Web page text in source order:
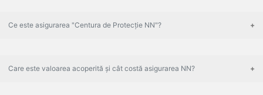
Ce este asigurarea "Centura de Protecție NN"?
Care este valoarea acoperită și cât costă asigurarea NN?